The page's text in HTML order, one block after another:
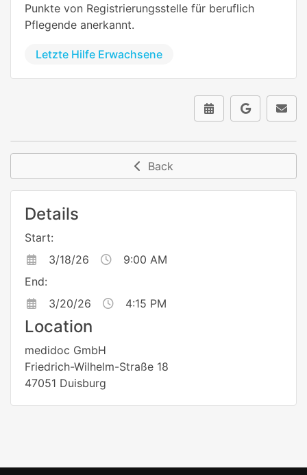
Punkte von Registrierungsstelle für beruflich
Pflegende anerkannt.
Letzte Hilfe Erwachsene
Back
Details
Start:
3/18/26
9:00 AM
End:
3/20/26
4:15 PM
Location
medidoc GmbH
Friedrich-Wilhelm-Straße 18
47051 Duisburg